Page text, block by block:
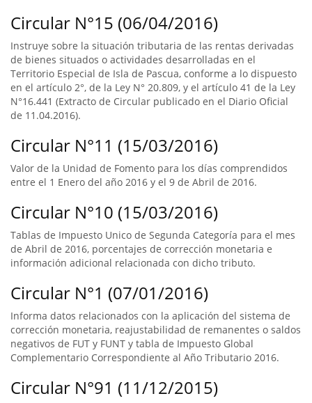
Circular N°15 (06/04/2016)
Instruye sobre la situación tributaria de las rentas derivadas
de bienes situados o actividades desarrolladas en el
Territorio Especial de Isla de Pascua, conforme a lo dispuesto
en el artículo 2°, de la Ley N° 20.809, y el artículo 41 de la Ley
N°16.441 (Extracto de Circular publicado en el Diario Oficial
de 11.04.2016).
Circular N°11 (15/03/2016)
Valor de la Unidad de Fomento para los días comprendidos
entre el 1 Enero del año 2016 y el 9 de Abril de 2016.
Circular N°10 (15/03/2016)
Tablas de Impuesto Unico de Segunda Categoría para el mes
de Abril de 2016, porcentajes de corrección monetaria e
información adicional relacionada con dicho tributo.
Circular N°1 (07/01/2016)
Informa datos relacionados con la aplicación del sistema de
corrección monetaria, reajustabilidad de remanentes o saldos
negativos de FUT y FUNT y tabla de Impuesto Global
Complementario Correspondiente al Año Tributario 2016.
Circular N°91 (11/12/2015)